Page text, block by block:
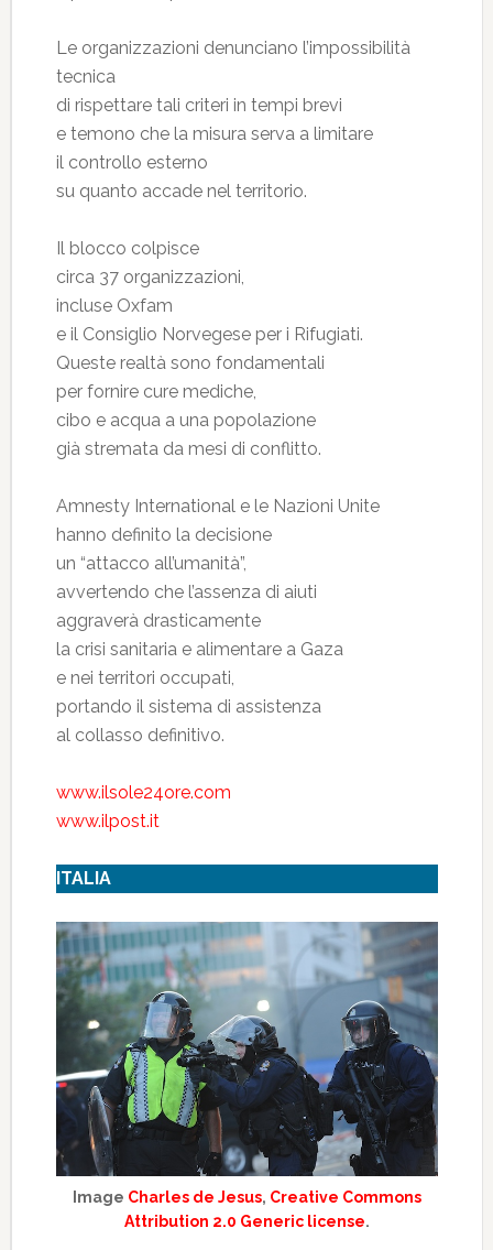
Le organizzazioni denunciano l’impossibilità
tecnica
di rispettare tali criteri in tempi brevi
e temono che la misura serva a limitare
il controllo esterno
su quanto accade nel territorio.
Il blocco colpisce
circa 37 organizzazioni,
incluse Oxfam
e il Consiglio Norvegese per i Rifugiati.
Queste realtà sono fondamentali
per fornire cure mediche,
cibo e acqua a una popolazione
già stremata da mesi di conflitto.
Amnesty International e le Nazioni Unite
hanno definito la decisione
un “attacco all’umanità”,
avvertendo che l’assenza di aiuti
aggraverà drasticamente
la crisi sanitaria e alimentare a Gaza
e nei territori occupati,
portando il sistema di assistenza
al collasso definitivo.
www.ilsole24ore.com
www.ilpost.it
ITALIA
Image Charles de Jesus, Creative Commons
Attribution 2.0 Generic license.